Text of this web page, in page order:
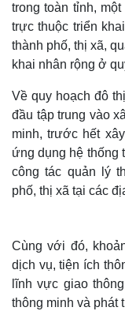
trong toàn tỉnh,
trực thuộc triển
thành phố, thị xã,
khai nhân rộng ở
Về quy hoạch đô
đầu tập trung vào
minh, trước hết
ứng dụng hệ thống
công tác quản lý
phố, thị xã tại các
Cùng với đó,
dịch vụ, tiện ích
lĩnh vực giao
thông minh và phát